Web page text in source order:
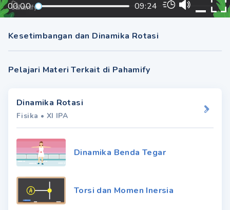
00:00 09:24
Kesetimbangan dan Dinamika Rotasi
Pelajari Materi Terkait di Pahamify
Dinamika Rotasi
Fisika • XI IPA
Dinamika Benda Tegar
Torsi dan Momen Inersia